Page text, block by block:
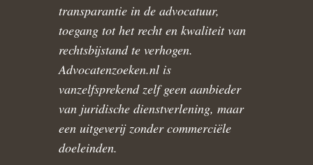
transparantie in de advocatuur,
toegang tot het recht en kwaliteit van
rechtsbijstand te verhogen.
Advocatenzoeken.nl is
vanzelfsprekend zelf geen aanbieder
van juridische dienstverlening, maar
een uitgeverij zonder commerciële
doeleinden.